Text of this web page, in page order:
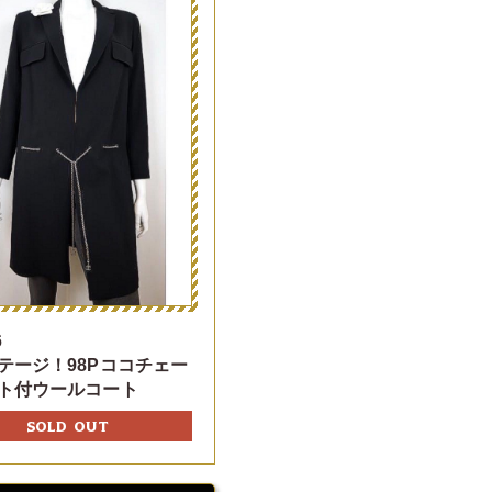
ージ！98Pココチェー
付ウールコート
SOLD OUT